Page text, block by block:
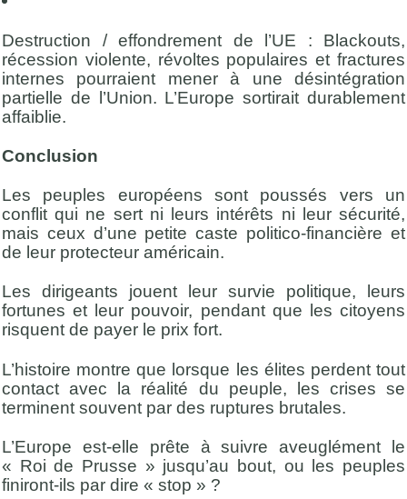
Destruction / effondrement de l’UE : Blackouts,
récession violente, révoltes populaires et fractures
internes pourraient mener à une désintégration
partielle de l’Union. L’Europe sortirait durablement
affaiblie.
Conclusion
Les peuples européens sont poussés vers un
conflit qui ne sert ni leurs intérêts ni leur sécurité,
mais ceux d’une petite caste politico-financière et
de leur protecteur américain.
Les dirigeants jouent leur survie politique, leurs
fortunes et leur pouvoir, pendant que les citoyens
risquent de payer le prix fort.
L’histoire montre que lorsque les élites perdent tout
contact avec la réalité du peuple, les crises se
terminent souvent par des ruptures brutales.
L’Europe est-elle prête à suivre aveuglément le
« Roi de Prusse » jusqu’au bout, ou les peuples
finiront-ils par dire « stop » ?